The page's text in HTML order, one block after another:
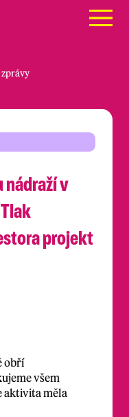
Menu
v
projekt
obří
všem
aktivita měla